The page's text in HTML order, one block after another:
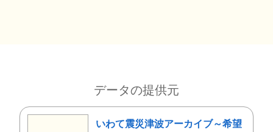
データの提供元
いわて震災津波アーカイブ～希望